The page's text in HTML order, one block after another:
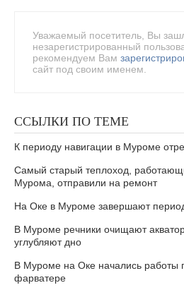
Уважаемый посетитель, Вы
незарегистрированный
рекомендуем Вам
сайт под своим именем.
ССЫЛКИ ПО ТЕМЕ
К периоду навигации в Муроме
Самый старый теплоход,
Мурома, отправили на ремонт
На Оке в Муроме завершают
В Муроме речники очищают
углубляют дно
В Муроме на Оке начались работы
фарватере